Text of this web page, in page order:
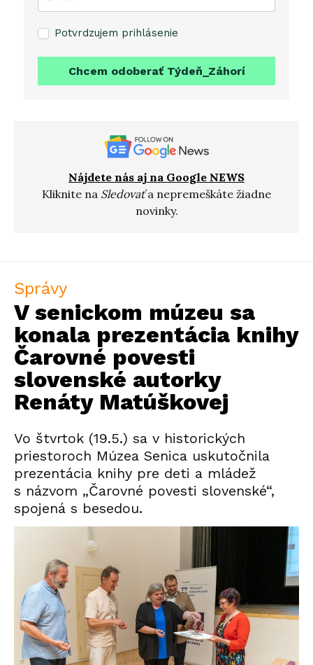
Potvrdzujem prihlásenie
Chcem odoberať Týdeň_Záhorí
Nájdete nás aj na Google NEWS
Kliknite na Sledovaťa nepremeškáte žiadne
novinky.
Správy
V senickom múzeu sa
konala prezentácia knihy
Čarovné povesti
slovenské autorky
Renáty Matúškovej
Vo štvrtok (19.5.) sa v historických
priestoroch Múzea Senica uskutočnila
prezentácia knihy pre deti a mládež
s názvom „Čarovné povesti slovenské“,
spojená s besedou.